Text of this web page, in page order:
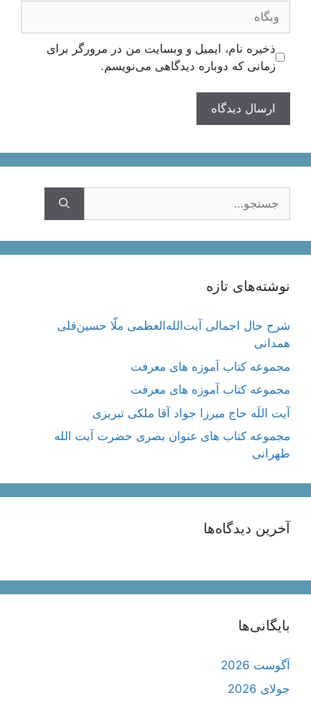
وبگاه
ذخیره نام، ایمیل و وبسایت من در مرورگر برای
زمانی که دوباره دیدگاهی می‌نویسم.
نوشته‌های تازه
شرح حال اجمالی آیت‌الله‌العظمی ملّا حسین‌قلی
همدانی
مجموعه کتاب آموزه های معرفت
مجموعه کتاب آموزه های معرفت
آیت اللَه حاج میرزا جواد آقا ملکی تبریزی
مجموعه کتاب های عنوان بصری حضرت آیت الله
طهرانی
آخرین دیدگاه‌ها
بایگانی‌ها
آگوست 2026
جولای 2026